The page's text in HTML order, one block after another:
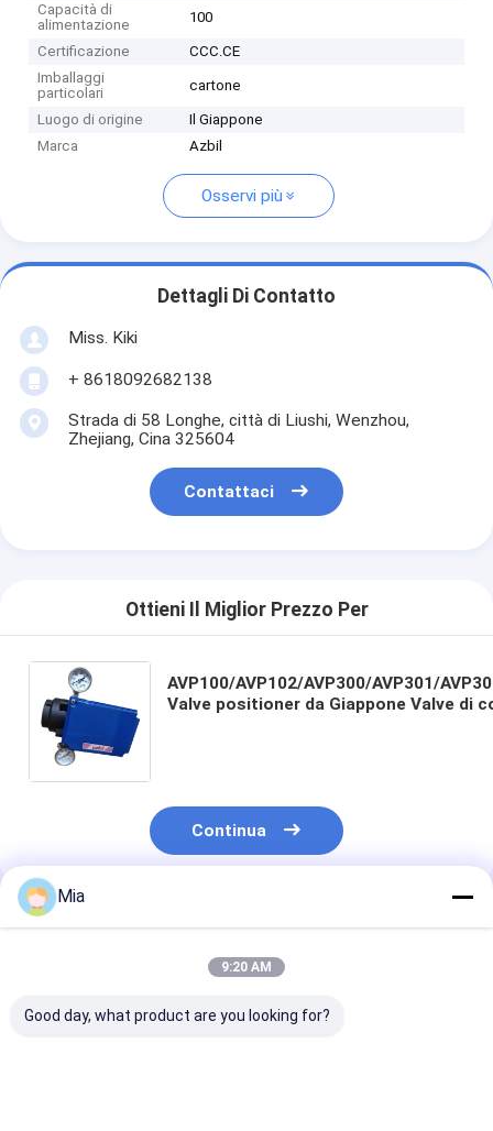
Capacità di
alimentazione
100
Certificazione
CCC.CE
Imballaggi
particolari
cartone
Luogo di origine
Il Giappone
Marca
Azbil
Osservi più
Dettagli Di Contatto
Miss. Kiki
+ 8618092682138
Strada di 58 Longhe, città di Liushi, Wenzhou,
Zhejiang, Cina 325604
Contattaci
Ottieni Il Miglior Prezzo Per
AVP100/AVP102/AVP300/AVP301/
Valve positioner da Giappone Valve di
Continua
Prodotti Raccomandati
Mia
9:20 AM
Good day, what product are you looking for?